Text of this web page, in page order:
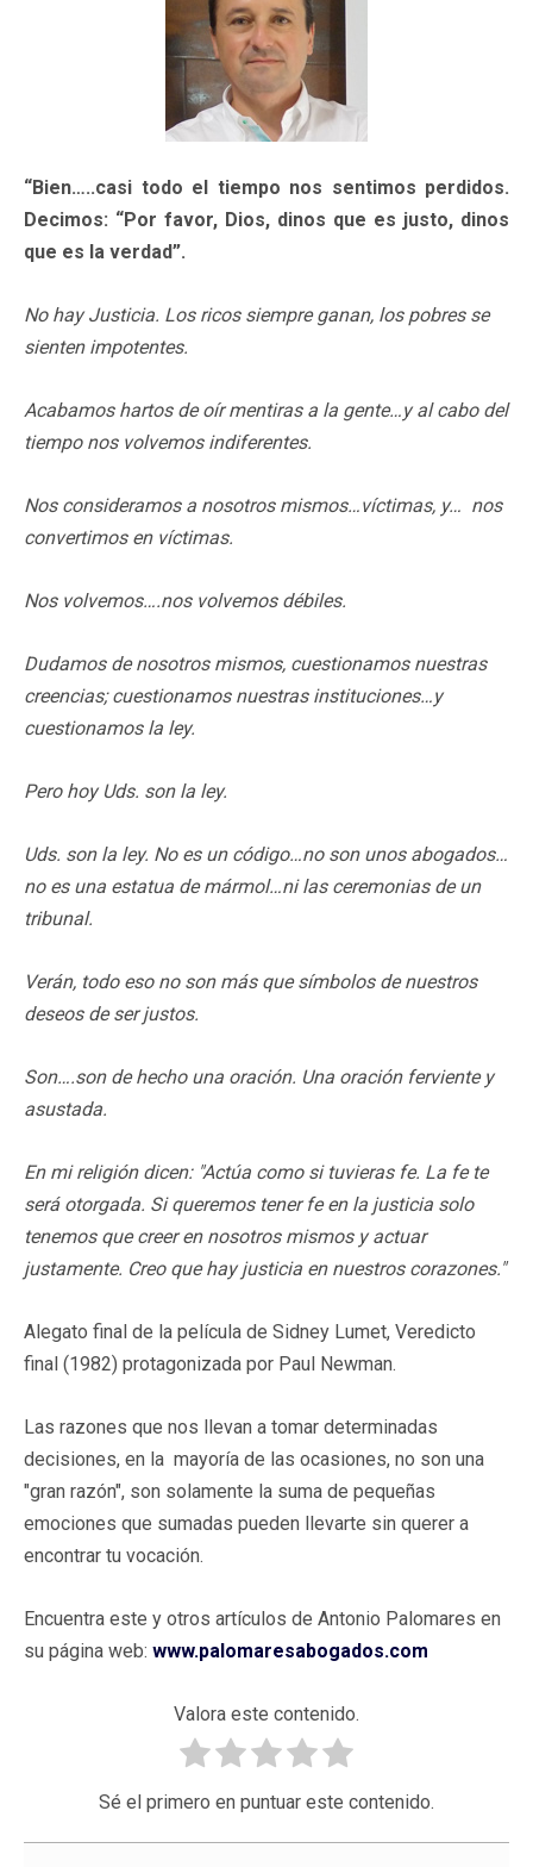
“Bien…..casi todo el tiempo nos sentimos perdidos.
Decimos: “Por favor, Dios, dinos que es justo, dinos
que es la verdad”.
No hay Justicia. Los ricos siempre ganan, los pobres se
sienten impotentes.
Acabamos hartos de oír mentiras a la gente…y al cabo del
tiempo nos volvemos indiferentes.
Nos consideramos a nosotros mismos…víctimas, y… nos
convertimos en víctimas.
Nos volvemos….nos volvemos débiles.
Dudamos de nosotros mismos, cuestionamos nuestras
creencias; cuestionamos nuestras instituciones…y
cuestionamos la ley.
Pero hoy Uds. son la ley.
Uds. son la ley. No es un código…no son unos abogados…
no es una estatua de mármol…ni las ceremonias de un
tribunal.
Verán, todo eso no son más que símbolos de nuestros
deseos de ser justos.
Son….son de hecho una oración. Una oración ferviente y
asustada.
En mi religión dicen: "Actúa como si tuvieras fe. La fe te
será otorgada. Si queremos tener fe en la justicia solo
tenemos que creer en nosotros mismos y actuar
justamente. Creo que hay justicia en nuestros corazones."
Alegato final de la película de Sidney Lumet, Veredicto
final (1982) protagonizada por Paul Newman.
Las razones que nos llevan a tomar determinadas
decisiones, en la mayoría de las ocasiones, no son una
"gran razón", son solamente la suma de pequeñas
emociones que sumadas pueden llevarte sin querer a
encontrar tu vocación.
Encuentra este y otros artículos de Antonio Palomares en
su página web: www.palomaresabogados.com
Valora este contenido.
Sé el primero en puntuar este contenido.